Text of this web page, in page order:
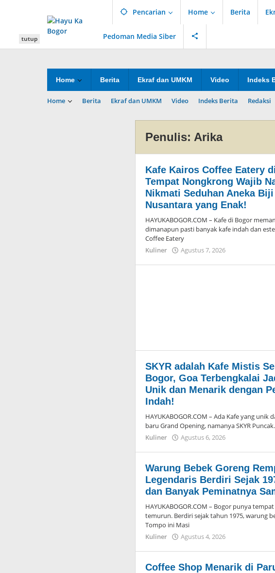
Pencarian Home Berita
Pedoman Media Siber
Home Berita Ekraf dan UMKM Video Indeks
Home Berita Ekraf dan UMKM Video Indeks Berita Redaksi
tutup
Penulis: Arika
Kafe Kairos Coffee Eatery
Tempat Nongkrong Wajib
Nikmati Seduhan Aneka
Nusantara yang Enak!
HAYUKABOGOR.COM – Kafe di Bogor
dimanapun pasti banyak kafe indah dan
Coffee Eatery
Kuliner
Agustus 7, 2026
SKYR adalah Kafe Mistis
Bogor, Goa Terbengkalai
Unik dan Menarik dengan
Indah!
HAYUKABOGOR.COM – Ada Kafe yang
baru Grand Opening, namanya SKYR
Kuliner
Agustus 6, 2026
Warung Bebek Goreng
Legendaris Berdiri Sejak
dan Banyak Peminatnya
HAYUKABOGOR.COM – Bogor punya
temurun. Berdiri sejak tahun 1975, warung
Tompo ini Masi
Kuliner
Agustus 4, 2026
Coffee Shop Menarik di